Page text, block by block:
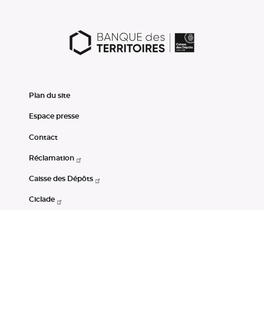
Plan du site
Espace presse
Contact
Réclamation
Caisse des Dépôts
Ciclade